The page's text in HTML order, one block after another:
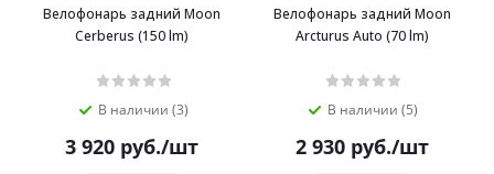
Велофонарь задний Moon
Cerberus (150 lm)
В наличии (3)
3 920 руб./шт
Велофонарь задний Moon
Arcturus Auto (70 lm)
В наличии (5)
2 930руб./шт